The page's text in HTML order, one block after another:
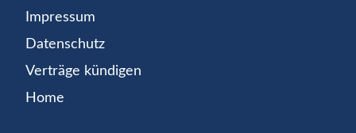
Impressum
Datenschutz
Verträge kündigen
Home